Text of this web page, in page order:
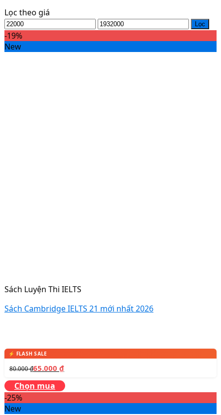
Lọc theo giá
Lọc
-19%
New
Sách Luyện Thi IELTS
Sách Cambridge IELTS 21 mới nhất 2026
80.000₫65.000 ₫
Chọn mua
-25%
New